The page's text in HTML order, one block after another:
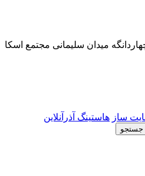
میدان سلیمانی مجتمع اسکا
ساز هاستینگ آذرآنلاین
جستجو